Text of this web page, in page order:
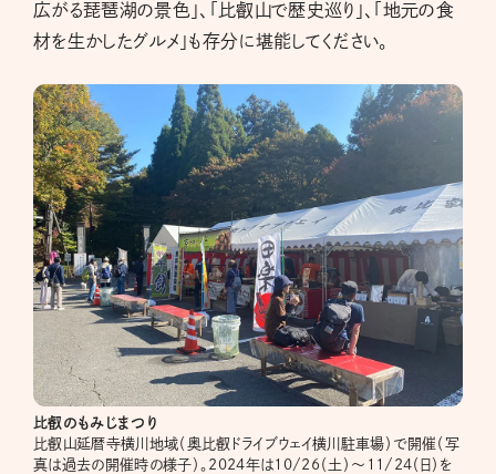
広がる琵琶湖の景色」、「比叡山で歴史巡り」、「地元の食
材を生かしたグルメ」も存分に堪能してください。
比叡のもみじまつり
比叡山延暦寺横川地域（奥比叡ドライブウェイ横川駐車場）で開催（写
真は過去の開催時の様子）。2024年は10/26（土）～11/24（日）を